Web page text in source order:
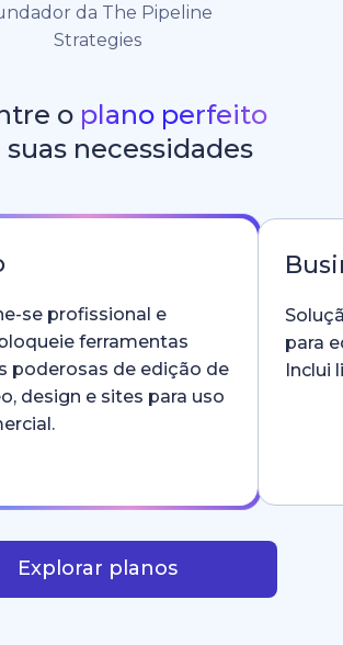
da The Pipeline
Strategies
o plano perfeito
suas necessidades
se profissional e
ferramentas
poderosas de edição de
design e sites para uso
para
Inclui
Explorar planos